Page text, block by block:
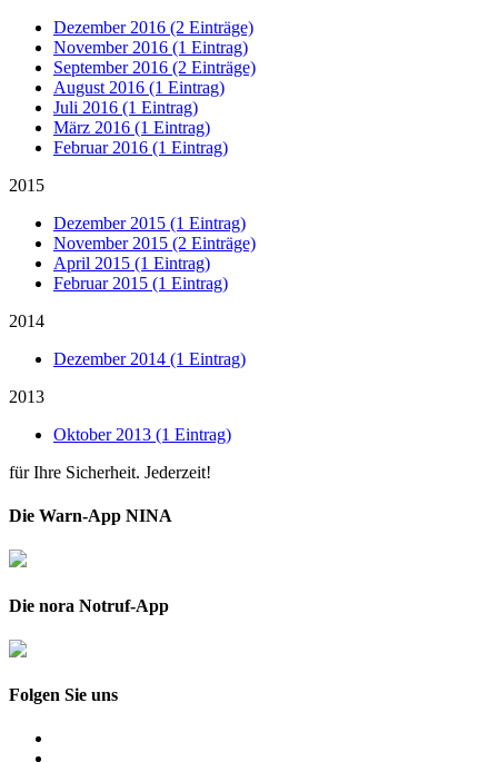
Dezember 2016 (2 Einträge)
November 2016 (1 Eintrag)
September 2016 (2 Einträge)
August 2016 (1 Eintrag)
Juli 2016 (1 Eintrag)
März 2016 (1 Eintrag)
Februar 2016 (1 Eintrag)
2015
Dezember 2015 (1 Eintrag)
November 2015 (2 Einträge)
April 2015 (1 Eintrag)
Februar 2015 (1 Eintrag)
2014
Dezember 2014 (1 Eintrag)
2013
Oktober 2013 (1 Eintrag)
für Ihre Sicherheit. Jederzeit!
Die Warn-App NINA
Die nora Notruf-App
Folgen Sie uns